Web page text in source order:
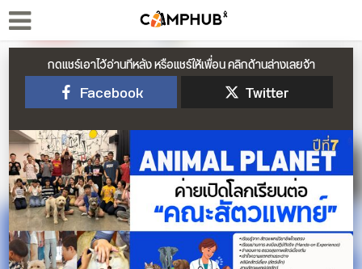
กดแชร์เอาไว้อ่านทีหลัง หรือแชร์ให้เพื่อน คลิกด้านล่างเลยจ้า
Facebook Twitter